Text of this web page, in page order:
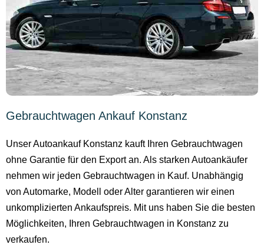
Gebrauchtwagen Ankauf Konstanz
Unser Autoankauf Konstanz kauft Ihren Gebrauchtwagen
ohne Garantie für den Export an. Als starken Autoankäufer
nehmen wir jeden Gebrauchtwagen in Kauf. Unabhängig
von Automarke, Modell oder Alter garantieren wir einen
unkomplizierten Ankaufspreis. Mit uns haben Sie die besten
Möglichkeiten, Ihren Gebrauchtwagen in Konstanz zu
verkaufen.